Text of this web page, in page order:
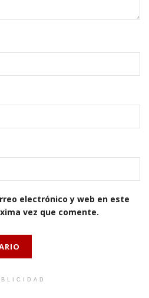
electrónico y web en este
vez que comente.